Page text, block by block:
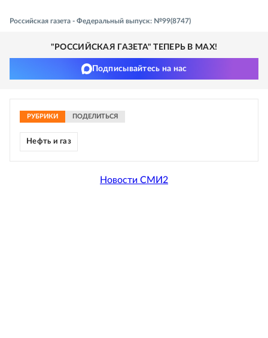
Российская газета - Федеральный выпуск: №99(8747)
"РОССИЙСКАЯ ГАЗЕТА" ТЕПЕРЬ В MAX!
Подписывайтесь на нас
РУБРИКИ ПОДЕЛИТЬСЯ
Нефть и газ
Новости СМИ2